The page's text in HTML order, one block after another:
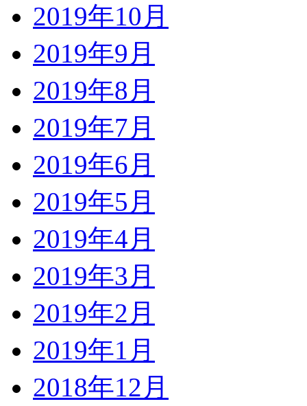
2019年10月
2019年9月
2019年8月
2019年7月
2019年6月
2019年5月
2019年4月
2019年3月
2019年2月
2019年1月
2018年12月